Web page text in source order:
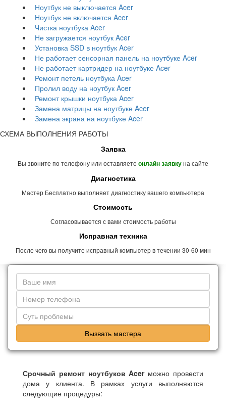
Ноутбук не выключается Acer
Ноутбук не включается Acer
Чистка ноутбука Acer
Не загружается ноутбук Acer
Установка SSD в ноутбук Acer
Не работает сенсорная панель на ноутбуке Acer
Не работает картридер на ноутбуке Acer
Ремонт петель ноутбука Acer
Пролил воду на ноутбук Acer
Ремонт крышки ноутбука Acer
Замена матрицы на ноутбуке Acer
Замена экрана на ноутбуке Acer
СХЕМА ВЫПОЛНЕНИЯ РАБОТЫ
Заявка
Вы звоните по телефону или оставляете онлайн заявкуна сайте
Диагностика
Мастер Бесплатно выполняет диагностику вашего компьютера
Стоимость
Согласовывается с вами стоимость работы
Исправная техника
После чего вы получите исправный компьютер в течении 30-60 мин
Вызвать мастера
Срочный ремонт ноутбуков Acerможно провести
дома у клиента. В рамках услуги выполняются
следующие процедуры: